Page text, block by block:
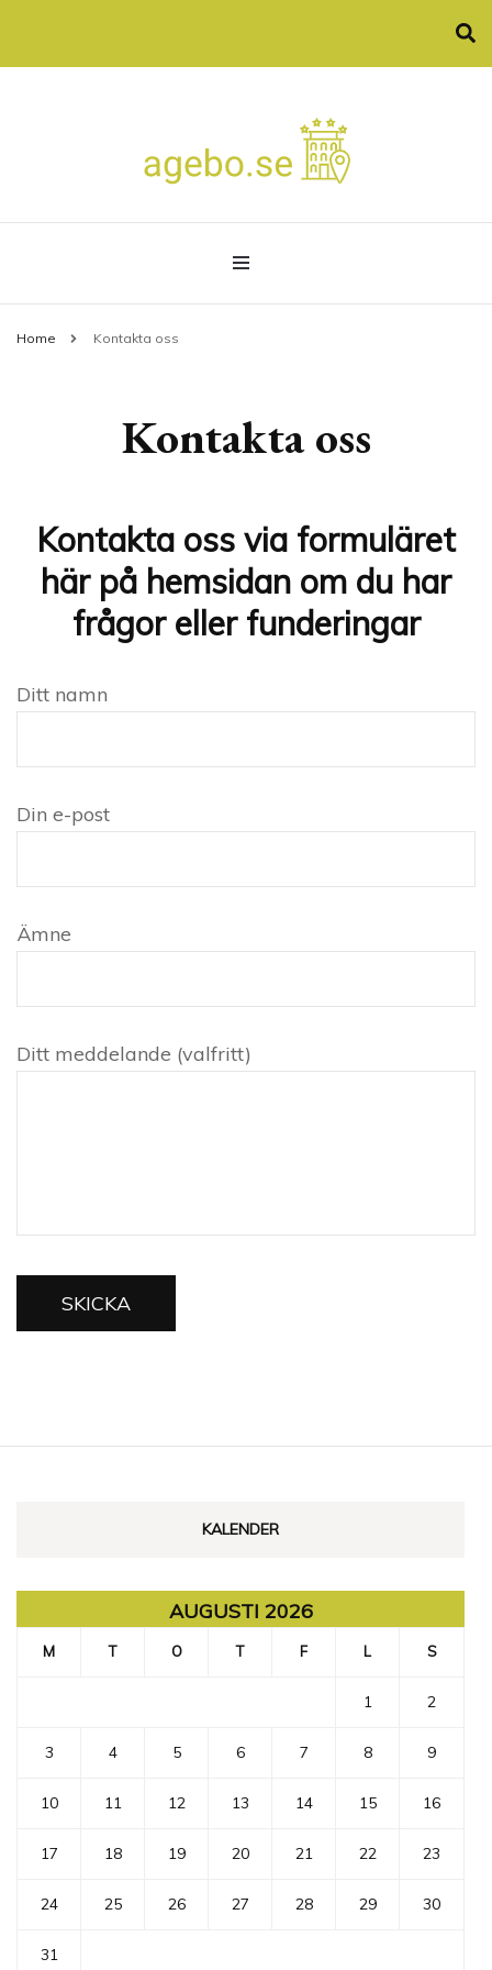
agebo.se
Allt som spa och konferenser
Home Kontakta oss
Kontakta oss
Kontakta oss via formuläret
här på hemsidan om du har
frågor eller funderingar
Ditt namn
Din e-post
Ämne
Ditt meddelande (valfritt)
KALENDER
AUGUSTI 2026
M T O T F L S
1 2
3 4 5 6 7 8 9
10 11 12 13 14 15 16
17 18 19 20 21 22 23
24 25 26 27 28 29 30
31